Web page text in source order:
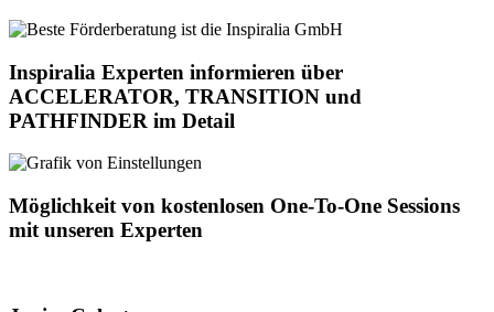
Inspiralia Experten informieren über
ACCELERATOR, TRANSITION und
PATHFINDER im Detail
Möglichkeit von kostenlosen One-To-One Sessions
mit unseren Experten